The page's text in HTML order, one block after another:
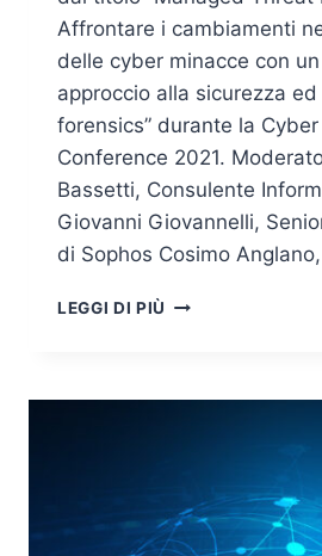
Affrontare i cambiamenti
delle cyber minacce con
approccio alla sicurezza
forensics” durante la
Conference 2021.
Bassetti, Consulente
Giovanni Giovannelli,
di Sophos Cosimo
LEGGI DI PIÙ REPLAY
RESPONSE
CAMBIAMENTI
NELLO